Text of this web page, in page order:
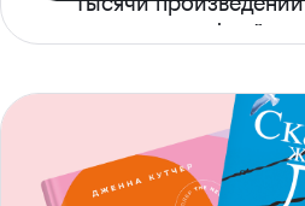
с доступом офлайн